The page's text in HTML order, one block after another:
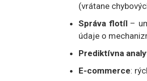
(vrátane
Správa flotíl –
údaje o
Prediktívna
E-commerce: